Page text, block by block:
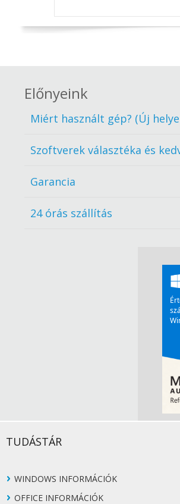
Előnyeink
Miért használt gép? (Új
Szoftverek választéka és
Garancia
24 órás szállítás
TUDÁSTÁR
WINDOWS INFORMÁCIÓK
OFFICE INFORMÁCIÓK